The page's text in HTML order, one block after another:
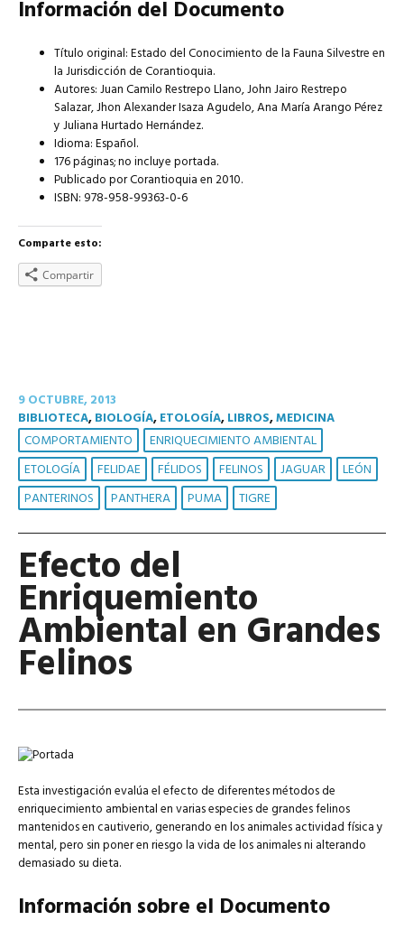
Información del Documento
Título original: Estado del Conocimiento de la Fauna Silvestre en
la Jurisdicción de Corantioquia.
Autores: Juan Camilo Restrepo Llano, John Jairo Restrepo
Salazar, Jhon Alexander Isaza Agudelo, Ana María Arango Pérez
y Juliana Hurtado Hernández.
Idioma: Español.
176 páginas; no incluye portada.
Publicado por Corantioquia en 2010.
ISBN: 978-958-99363-0-6
Comparte esto:
Compartir
9 OCTUBRE, 2013
BIBLIOTECA,BIOLOGÍA,ETOLOGÍA,LIBROS,MEDICINA
COMPORTAMIENTO
ENRIQUECIMIENTO AMBIENTAL
ETOLOGÍA
FELIDAE FÉLIDOS FELINOS JAGUAR
LEÓN
PANTERINOS
PANTHERA PUMA TIGRE
Efecto del
Enriquemiento
Ambiental en Grandes
Felinos
Esta investigación evalúa el efecto de diferentes métodos de
enriquecimiento ambiental en varias especies de grandes felinos
mantenidos en cautiverio, generando en los animales actividad física y
mental, pero sin poner en riesgo la vida de los animales ni alterando
demasiado su dieta.
Información sobre el Documento